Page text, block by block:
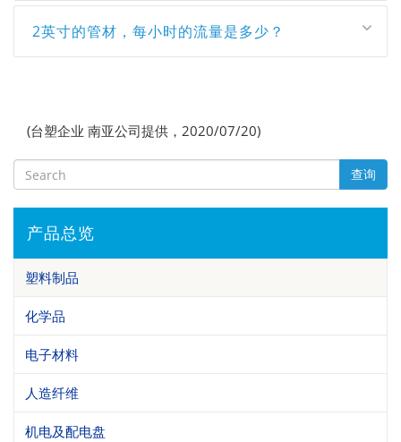
2英寸的管材，每小时的流量是多少？
(台塑企业 南亚公司提供，2020/07/20)
查询
产品总览
塑料制品
化学品
电子材料
人造纤维
机电及配电盘